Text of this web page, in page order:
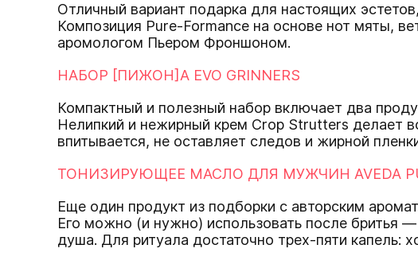
Отличный вариант подарка для настоящих
Композиция Pure-Formance на основе нот мяты,
аромологом Пьером Фроншоном.
НАБОР [ПИЖОН]А EVO GRINNERS
Компактный и полезный набор включает два
Нелипкий и нежирный крем Crop Strutters делает
впитывается, не оставляет следов и жирной
ТОНИЗИРУЮЩЕЕ МАСЛО ДЛЯ МУЖЧИН AVEDA
Еще один продукт из подборки с авторским
Его можно (и нужно) использовать после бритья
душа. Для ритуала достаточно трех-пяти капель: